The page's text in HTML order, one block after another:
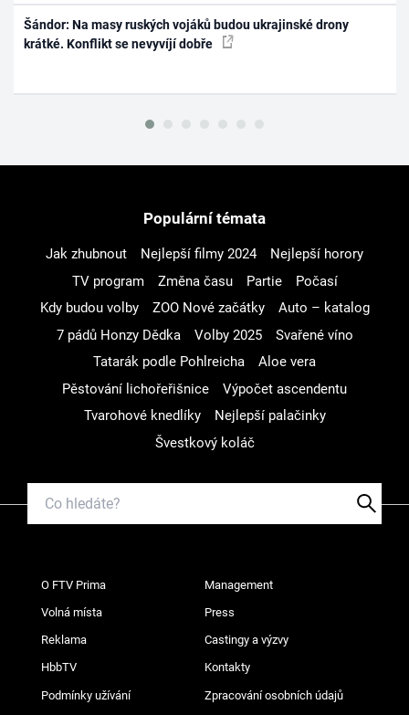
Šándor: Na masy ruských vojáků budou ukrajinské drony
krátké. Konflikt se nevyvíjí dobře
Populární témata
Jak zhubnout Nejlepší filmy 2024
Nejlepší horory
TV program
Změna času Partie
Počasí
Kdy budou volby
ZOO Nové začátky
Auto – katalog
7 pádů Honzy Dědka
Volby 2025
Svařené víno
Tatarák podle Pohlreicha
Aloe vera
Pěstování lichořeřišnice
Výpočet ascendentu
Tvarohové knedlíky
Nejlepší palačinky
Švestkový koláč
O FTV Prima Management
Volná místa Press
Reklama Castingy a výzvy
HbbTV Kontakty
Podmínky užívání Zpracování osobních údajů